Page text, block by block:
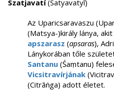
Szatjavatí(Satyavatyī)
Az Uparicsaravaszu
(Matsya-)király lánya,
apszarasz (apsaras),
Lánykorában tőle
Santanu (Śaṃtanu)
Vicsitravírjának
(Citrāṅga) adott életet.